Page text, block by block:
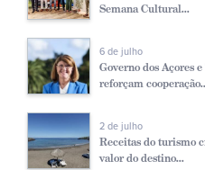
Semana Cultural...
6 de julho
Governo dos Açores
reforçam
2 de julho
Receitas do turismo
valor do destino...